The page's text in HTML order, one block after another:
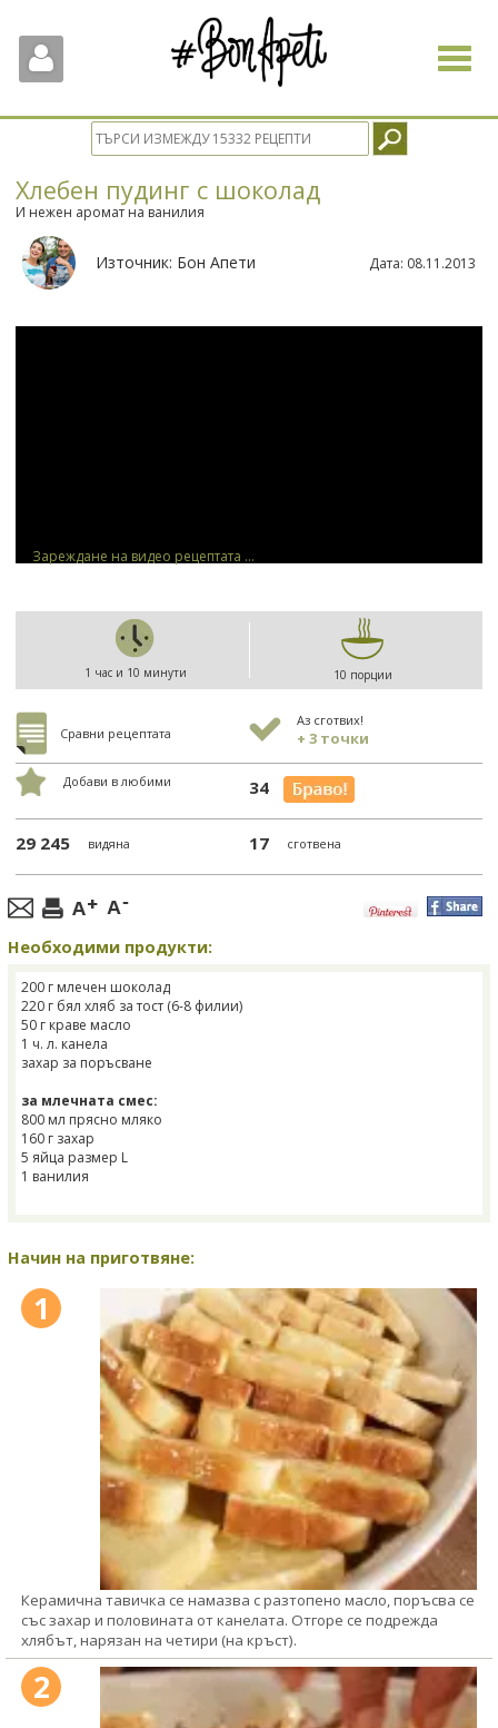
Toggle
Хлебен пудинг с шоколад
И нежен аромат на ванилия
Източник: Бон Апети Дата: 08.11.2013
Зареждане на видео рецептата ...
1 час и 10 минути 10 порции
Сравни рецептата
Аз сготвих!
+ 3 точки
Добави в любими 34
29 245 видяна 17 сготвена
Необходими продукти:
200 г млечен шоколад
220 г бял хляб за тост (6-8 филии)
50 г краве масло
1 ч. л. канела
захар за поръсване
за млечната смес:
800 мл прясно мляко
160 г захар
5 яйца размер L
1 ванилия
Начин на приготвяне:
1
Керамична тавичка се намазва с разтопено масло, поръсва се
със захар и половината от канелата. Отгоре се подрежда
хлябът, нарязан на четири (на кръст).
2